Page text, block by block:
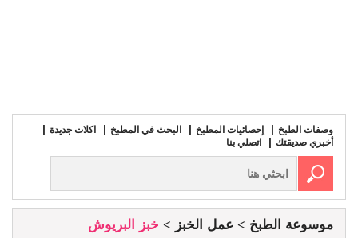
وصفات الطبخ إحصائيات المطبخ البحث في المطبخ
اكلات جديدة
أخبري صديقتك
اتصلي بنا
موسوعة الطبخ عمل الخبز خبز البريوش